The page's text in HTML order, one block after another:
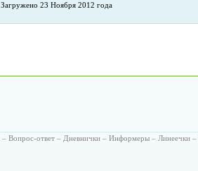
Загружено 23 Ноября 2012 года
– Вопрос-ответ – Дневнички – Информеры – Линеечки –